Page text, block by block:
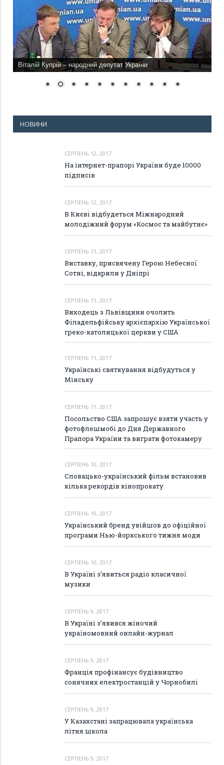
Віталій Купрій – народний депутат України
НОВИНИ
СЕРПЕНЬ 12, 2017
На інтернет-прапорі України буде 10000
підписів
СЕРПЕНЬ 12, 2017
В Києві відбудеться Міжнародний
молодіжний форум «Космос та майбутнє»
СЕРПЕНЬ 11, 2017
Виставку, присвячену Герою Небесної
Сотні, відкрили у Дніпрі
СЕРПЕНЬ 11, 2017
Виходець з Львівщини очолить
Філадельфійську архієпархію Української
греко-католицької церкви у США
СЕРПЕНЬ 11, 2017
Українські святкування відбудуться у
Мінську
СЕРПЕНЬ 11, 2017
Посольство США запрошує взяти участь у
фотофлешмобі до Дня Державного
Прапора України та виграти фотокамеру
СЕРПЕНЬ 10, 2017
Словацько-український фільм встановив
кілька рекордів кінопрокату
СЕРПЕНЬ 10, 2017
Український бренд увійшов до офіційної
програми Нью-йоркського тижня моди
СЕРПЕНЬ 10, 2017
В Україні з’явиться радіо класичної
музики
СЕРПЕНЬ 9, 2017
В Україні з’явився жіночий
україномовний онлайн-журнал
СЕРПЕНЬ 9, 2017
Франція профінансує будівництво
сонячних електростанцій у Чорнобилі
СЕРПЕНЬ 9, 2017
У Казахстані запрацювала українська
літня школа
СЕРПЕНЬ 9, 2017